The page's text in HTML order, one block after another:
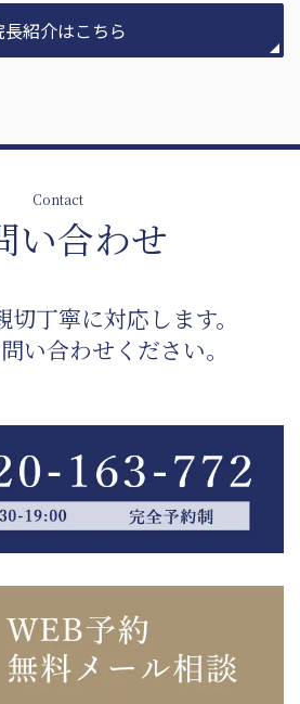
長紹介はこちら
Contact
い合わせ
丁寧に対応します。
い合わせください。